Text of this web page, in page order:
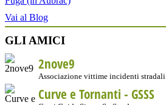
Vai al Blog
GLI AMICI
2nove9
Associazione vittime incidenti stradali
Curve e Tornanti - GSSS